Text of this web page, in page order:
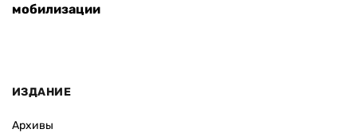
мобилизации
ИЗДАНИЕ
Архивы